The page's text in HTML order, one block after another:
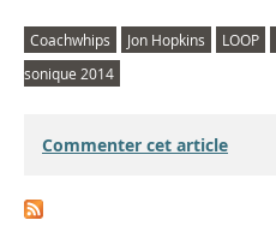
Coachwhips Jon Hopkins LOOP
sonique 2014
Commenter cet article